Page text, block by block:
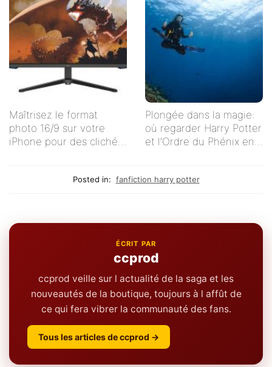
Maîtrisez le format
photo 16/9 sur votre
iPhone pour des clichés
Plongée dans la magie:
où regarder Harry Potter
et l’Ordre du Phénix en
Posted in: fanfiction harry potter
ÉCRIT PAR
ccprod
ccprod veille sur l actualité de la saga et les
nouveautés de la boutique, toujours à l affût de
ce qui fera vibrer la communauté des fans.
Tous les articles de ccprod →